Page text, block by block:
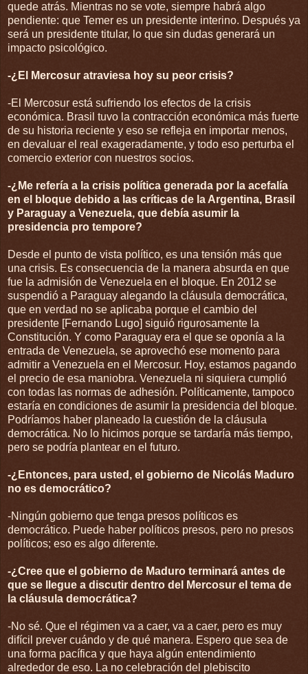
quede atrás. Mientras no se vote, siempre habrá algo
pendiente: que Temer es un presidente interino. Después ya
será un presidente titular, lo que sin dudas generará un
impacto psicológico.
-¿El Mercosur atraviesa hoy su peor crisis?
-El Mercosur está sufriendo los efectos de la crisis
económica. Brasil tuvo la contracción económica más fuerte
de su historia reciente y eso se refleja en importar menos,
en devaluar el real exageradamente, y todo eso perturba el
comercio exterior con nuestros socios.
-¿Me refería a la crisis política generada por la acefalía
en el bloque debido a las críticas de la Argentina, Brasil
y Paraguay a Venezuela, que debía asumir la
presidencia pro tempore?
Desde el punto de vista político, es una tensión más que
una crisis. Es consecuencia de la manera absurda en que
fue la admisión de Venezuela en el bloque. En 2012 se
suspendió a Paraguay alegando la cláusula democrática,
que en verdad no se aplicaba porque el cambio del
presidente [Fernando Lugo] siguió rigurosamente la
Constitución. Y como Paraguay era el que se oponía a la
entrada de Venezuela, se aprovechó ese momento para
admitir a Venezuela en el Mercosur. Hoy, estamos pagando
el precio de esa maniobra. Venezuela ni siquiera cumplió
con todas las normas de adhesión. Políticamente, tampoco
estaría en condiciones de asumir la presidencia del bloque.
Podríamos haber planeado la cuestión de la cláusula
democrática. No lo hicimos porque se tardaría más tiempo,
pero se podría plantear en el futuro.
-¿Entonces, para usted, el gobierno de Nicolás Maduro
no es democrático?
-Ningún gobierno que tenga presos políticos es
democrático. Puede haber políticos presos, pero no presos
políticos; eso es algo diferente.
-¿Cree que el gobierno de Maduro terminará antes de
que se llegue a discutir dentro del Mercosur el tema de
la cláusula democrática?
-No sé. Que el régimen va a caer, va a caer, pero es muy
difícil prever cuándo y de qué manera. Espero que sea de
una forma pacífica y que haya algún entendimiento
alrededor de eso. La no celebración del plebiscito